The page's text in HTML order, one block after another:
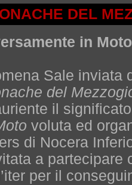
DEL
in
Sale inviata
del
il
voluta ed
di Nocera
a
per il